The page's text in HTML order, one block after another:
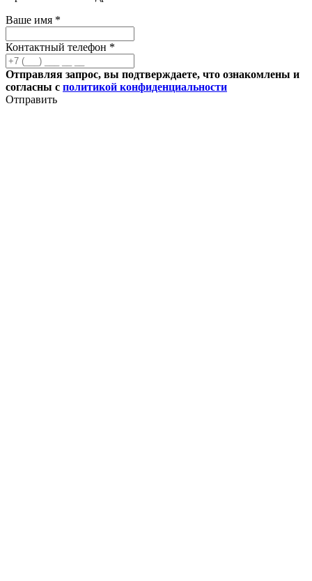
Ваше имя *
Контактный телефон *
Отправляя запрос, вы подтверждаете, что ознакомлены и
согласны с политикой конфиденциальности
Отправить